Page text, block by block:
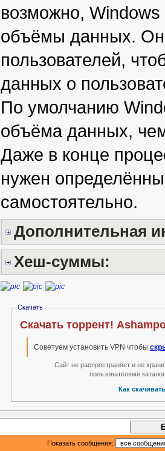
возможно,
объёмы данных.
пользователей,
данных о
По умолчанию
объёма данных,
Даже в конце
нужен
самостоятельно.
Дополнительная
Хеш-суммы:
Скачать
Скачать торрент!
Советуем установить VPN чтобы
Сайт не распространяет и не
пользователями
Как
Показать сообщения: